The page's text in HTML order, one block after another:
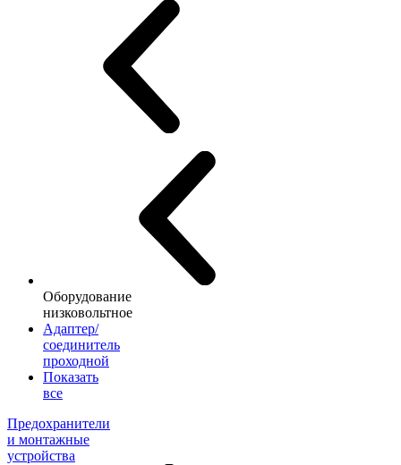
Оборудование
низковольтное
Адаптер/
соединитель
проходной
Показать
все
Предохранители
и монтажные
устройства